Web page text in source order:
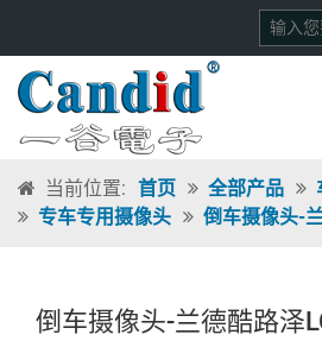
当前位置: 首页 全部产品
专车专用摄像头
倒车摄像头-
倒车摄像头-兰德酷路泽